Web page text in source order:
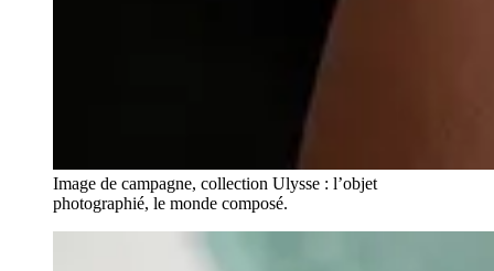
Image de campagne, collection Ulysse : l’objet
photographié, le monde composé.